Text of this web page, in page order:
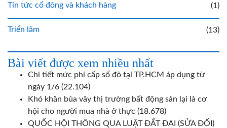
Tin tức cổ đông và khách hàng (1)
Triển lãm (13)
Bài viết được xem nhiều nhất
Chi tiết mức phí cấp sổ đỏ tại TP.HCM áp dụng từ
ngày 1/6 (22.104)
Khó khăn bủa vây thị trường bất động sản lại là cơ
hội cho người mua nhà ở thực (18.678)
QUỐC HỘI THÔNG QUA LUẬT ĐẤT ĐAI (SỬA ĐỔI)